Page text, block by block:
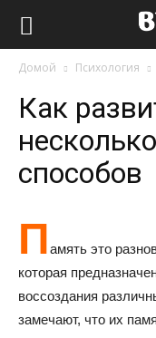
Домой Психология
Как
способов
Память это
которая
воссоздания
замечают, что их